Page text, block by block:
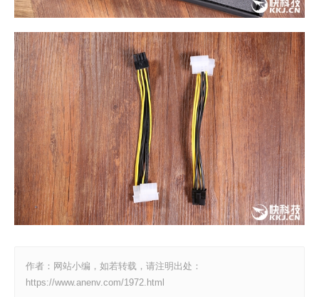
作者：网站小编，如若转载，请注明出处：
https://www.anenv.com/1972.html